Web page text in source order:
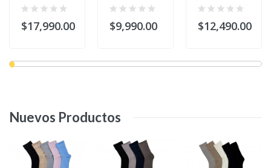
$17,990.00 $9,990.00 $12,490.00
Nuevos Productos